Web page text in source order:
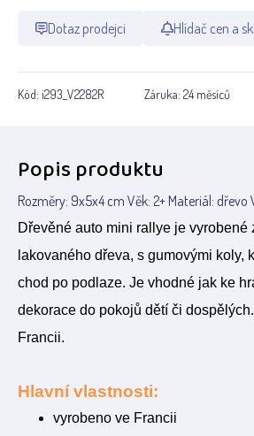
Dotaz prodejci Hlídač cen a
Kód: i293_V2282R Záruka: 24 měsíců
Popis produktu
Rozměry: 9x5x4 cm Věk: 2+ Materiál: dřevo
Dřevěné auto mini rallye je vyrobené
lakovaného dřeva, s gumovými koly,
chod po podlaze. Je vhodné jak ke
dekorace do pokojů dětí či
Francii.
Hlavní vlastnosti:
vyrobeno ve Francii